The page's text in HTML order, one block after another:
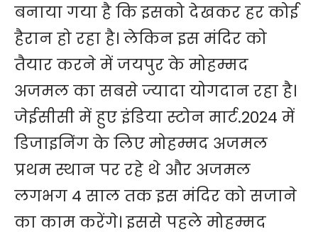
बनाया गया है कि इसको देखकर हर कोई
हैरान हो रहा है। लेकिन इस मंदिर को
तैयार करने में जयपुर के मोहम्मद
अजमल का सबसे ज्यादा योगदान रहा है।
जेईसीसी में हुए इंडिया स्टोन मार्ट.2024 में
डिजाइनिंग के लिए मोहम्मद अजमल
प्रथम स्थान पर रहे थे और अजमल
लगभग 4 साल तक इस मंदिर को सजाने
का काम करेंगे। इससे पहले मोहम्मद